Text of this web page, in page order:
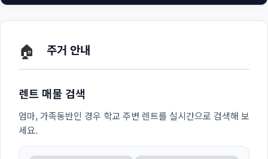
🏠 주거 안내
렌트 매물 검색
엄마, 가족동반인 경우 학교 주변 렌트를 실시간으로 검색해 보
세요.